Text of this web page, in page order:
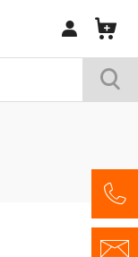
Zaloguj się /